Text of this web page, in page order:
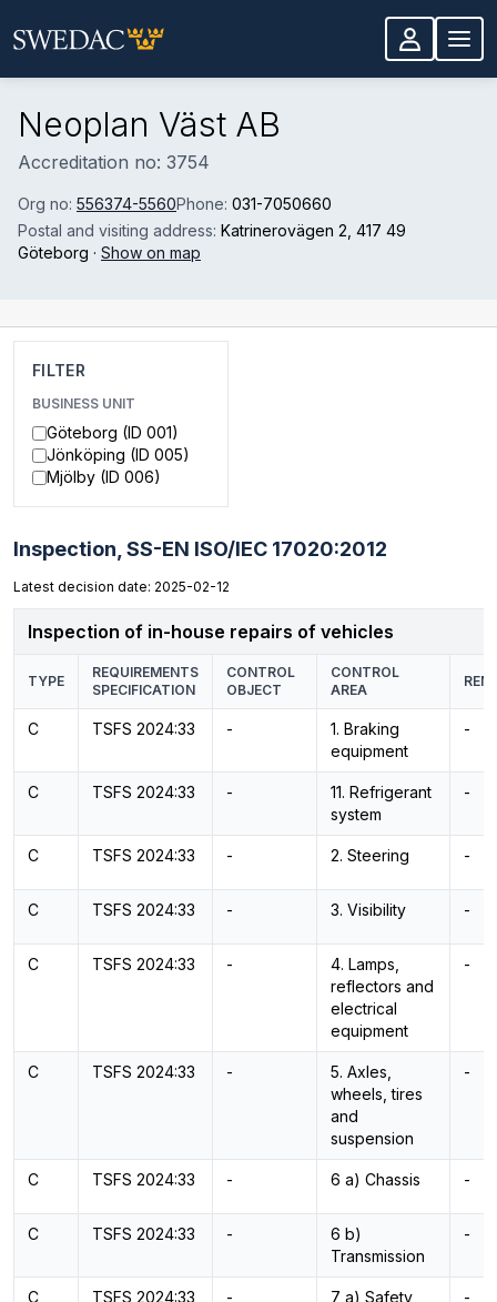
Neoplan Väst AB
Accreditation no: 3754
Org no: 556374-5560Phone: 031-7050660
Postal and visiting address: Katrinerovägen 2 , 417 49
Göteborg · Show on map
FILTER
BUSINESS UNIT
Göteborg (ID 001)
Jönköping (ID 005)
Mjölby (ID 006)
Inspection, SS-EN ISO/IEC 17020:2012
Latest decision date: 2025-02-12
Inspection of in-house repairs of vehicles
TYPE
REQUIREMENTS
SPECIFICATION
CONTROL
OBJECT
CONTROL
AREA
C TSFS 2024:33 -
1. Braking
equipment
-
C TSFS 2024:33 -
11. Refrigerant
system
-
C TSFS 2024:33 - 2. Steering -
C TSFS 2024:33 - 3. Visibility -
C TSFS 2024:33 -
4. Lamps,
reflectors and
electrical
equipment
-
C TSFS 2024:33 -
5. Axles,
wheels, tires
and
suspension
-
C TSFS 2024:33 - 6 a) Chassis -
C TSFS 2024:33 -
6 b)
Transmission
-
C TSFS 2024:33 -
7 a) Safety
-